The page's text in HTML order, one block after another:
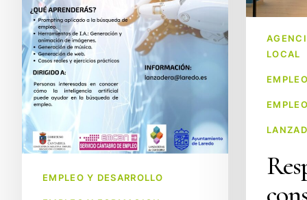
gran
aliada
para
la
búsqueda
de
empleo
EMPLEO Y DESARROLLO
y
nuevo
taller
Lanzadera
Valles
LOCAL